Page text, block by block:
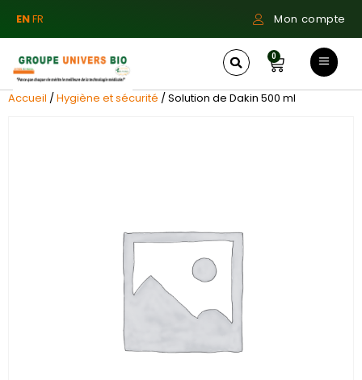
ENFR Mon compte
0
Accueil /Hygiène et sécurité / Solution de Dakin 500 ml